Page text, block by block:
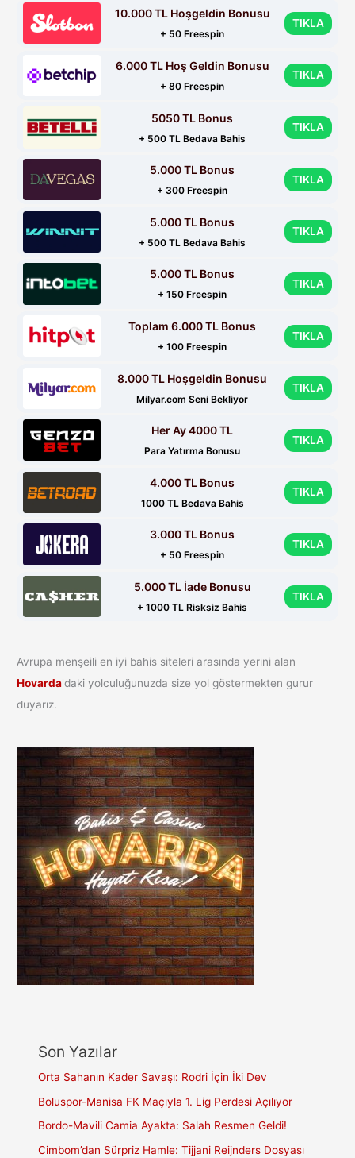
10.000 TL Hoşgeldin Bonusu
+ 50 Freespin
TIKLA
6.000 TL Hoş Geldin Bonusu
+ 80 Freespin
TIKLA
5050 TL Bonus
+ 500 TL Bedava Bahis
TIKLA
5.000 TL Bonus
+ 300 Freespin
TIKLA
5.000 TL Bonus
+ 500 TL Bedava Bahis
TIKLA
5.000 TL Bonus
+ 150 Freespin
TIKLA
Toplam 6.000 TL Bonus
+ 100 Freespin
TIKLA
8.000 TL Hoşgeldin Bonusu
Milyar.com Seni Bekliyor
TIKLA
Her Ay 4000 TL
Para Yatırma Bonusu
TIKLA
4.000 TL Bonus
1000 TL Bedava Bahis
TIKLA
3.000 TL Bonus
+ 50 Freespin
TIKLA
5.000 TL İade Bonusu
+ 1000 TL Risksiz Bahis
TIKLA
Avrupa menşeili en iyi bahis siteleri arasında yerini alan
Hovarda'daki yolculuğunuzda size yol göstermekten gurur
duyarız.
Son Yazılar
Orta Sahanın Kader Savaşı: Rodri İçin İki Dev
Boluspor-Manisa FK Maçıyla 1. Lig Perdesi Açılıyor
Bordo-Mavili Camia Ayakta: Salah Resmen Geldi!
Cimbom’dan Sürpriz Hamle: Tijjani Reijnders Dosyası